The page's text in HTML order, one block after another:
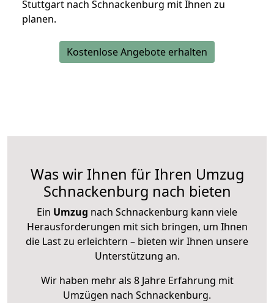
Stuttgart nach Schnackenburg mit Ihnen zu
planen.
Kostenlose Angebote erhalten
Was wir Ihnen für Ihren Umzug
Schnackenburg nach bieten
Ein Umzug nach Schnackenburg kann viele
Herausforderungen mit sich bringen, um Ihnen
die Last zu erleichtern – bieten wir Ihnen unsere
Unterstützung an.
Wir haben mehr als 8 Jahre Erfahrung mit
Umzügen nach Schnackenburg.